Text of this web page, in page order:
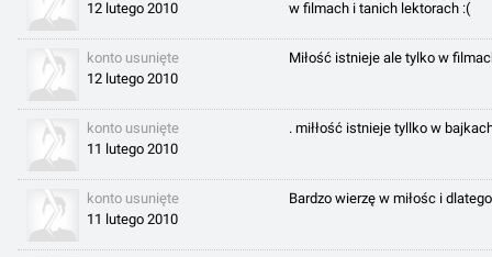
12 lutego 2010
w filmach i tanich lektorach :(
konto usunięte
12 lutego 2010
Miłość istnieje ale tylko w
konto usunięte
11 lutego 2010
. miłłość istnieje tyllko w
konto usunięte
11 lutego 2010
Bardzo wierzę w miłośc i